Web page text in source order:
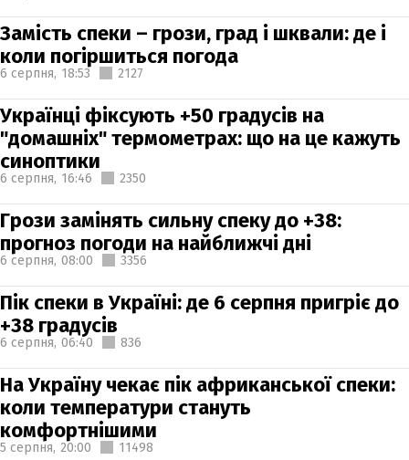
Замість спеки – грози, град і шквали: де і
коли погіршиться погода
6 серпня, 18:53 2127
Українці фіксують +50 градусів на
"домашніх" термометрах: що на це кажуть
синоптики
6 серпня, 16:46 2350
Грози замінять сильну спеку до +38:
прогноз погоди на найближчі дні
6 серпня, 08:00 3356
Пік спеки в Україні: де 6 серпня пригріє до
+38 градусів
6 серпня, 06:40 836
На Україну чекає пік африканської спеки:
коли температури стануть
комфортнішими
5 серпня, 20:00 11498